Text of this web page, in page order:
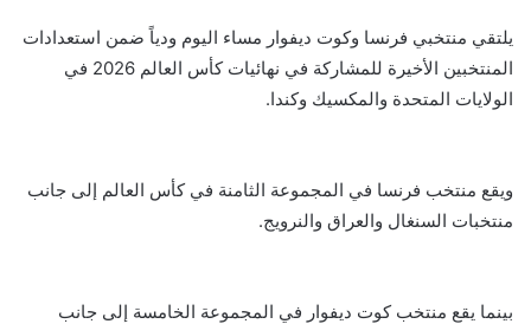
يلتقي منتخبي فرنسا وكوت ديفوار مساء اليوم ودياً ضمن استعدادات
المنتخبين الأخيرة للمشاركة في نهائيات كأس العالم 2026 في
الولايات المتحدة والمكسيك وكندا.
ويقع منتخب فرنسا في المجموعة الثامنة في كأس العالم إلى جانب
منتخبات السنغال والعراق والنرويج.
بينما يقع منتخب كوت ديفوار في المجموعة الخامسة إلى جانب